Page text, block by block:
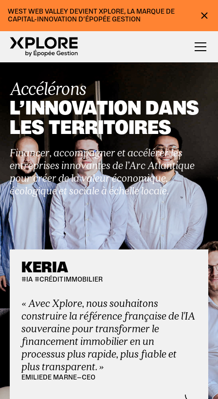
WEST WEB VALLEY DEVIENT XPLORE, LA MARQUE DE
CAPITAL-INNOVATION D’ÉPOPÉE GESTION
Accélérons
L’INNOVATION DANS
LES TERRITOIRES
Financer, accompagner et accélérer les
entreprises innovantes de l’Arc Atlantique
pour créer de la valeur économique,
écologique et sociale à échelle locale.
KERIA
#IA #CRÉDITIMMOBILIER
« Avec Xplore, nous souhaitons
construire la référence française de l'IA
souveraine pour transformer le
financement immobilier en un
processus plus rapide, plus fiable et
plus transparent. »
EMILIEDE MARNE—CEO